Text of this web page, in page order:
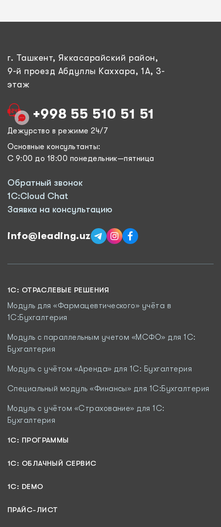
г. Ташкент, Яккасарайский район,
9-й проезд Абдуллы Каххара, 1А, 3-
этаж
+998 55 510 51 51
Дежурство в режиме 24/7
Основные консультанты:
С 9:00 до 18:00 понедельник—пятница
Обратный звонок
1C:Cloud Chat
Заявка на консультацию
info@leading.uz
1C: ОТРАСЛЕВЫЕ РЕШЕНИЯ
Модуль для «Фармацевтического» учёта в
1С:Бухгалтерия
Модуль с параллельным учетом «МСФО» для 1С:
Бухгалтерия
Модуль с учётом «Аренда» для 1С: Бухгалтерия
Специальный модуль «Финансы» для 1С:Бухгалтерия
Модуль c учётом «Страхование» для 1С:
Бухгалтерия
1С: ПРОГРАММЫ
1C: ОБЛАЧНЫЙ СЕРВИС
1C: DEMO
ПРАЙС-ЛИСТ